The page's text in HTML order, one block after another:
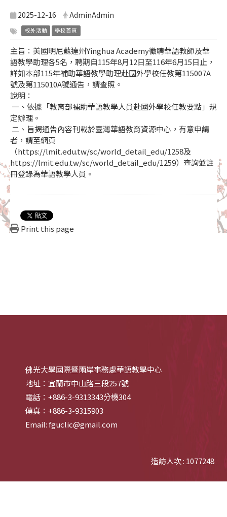
2025-12-16 AdminAdmin
校外活動 學校首頁
主旨：美國明尼蘇達州Yinghua Academy徵聘華語教師及華
語教學助理各5名，聘期自115年8月12日至116年6月15日止，
詳如本部115年補助華語教學助理赴國外學校任教第115007A
號及第115010A號通告，請查照。
說明：
一、依據「教育部補助華語教學人員赴國外學校任教要點」規
定辦理。
二、旨揭通告內容刊載於臺灣華語教育資源中心，有意申請
者，請至網頁
（https://lmit.edu.tw/sc/world_detail_edu/1258及
https://lmit.edu.tw/sc/world_detail_edu/1259）查詢並註
冊登錄為華語教學人員。
Print this page
佛光大學國際暨兩岸事務處華語教學中心
地址：宜蘭市中山路三段257號
電話：+886-3-9313343分機304
傳真：+886-3-9315903
Email: fguclic@gmail.com
造訪人次 : 1077248